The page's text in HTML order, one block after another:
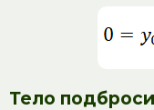
Тело